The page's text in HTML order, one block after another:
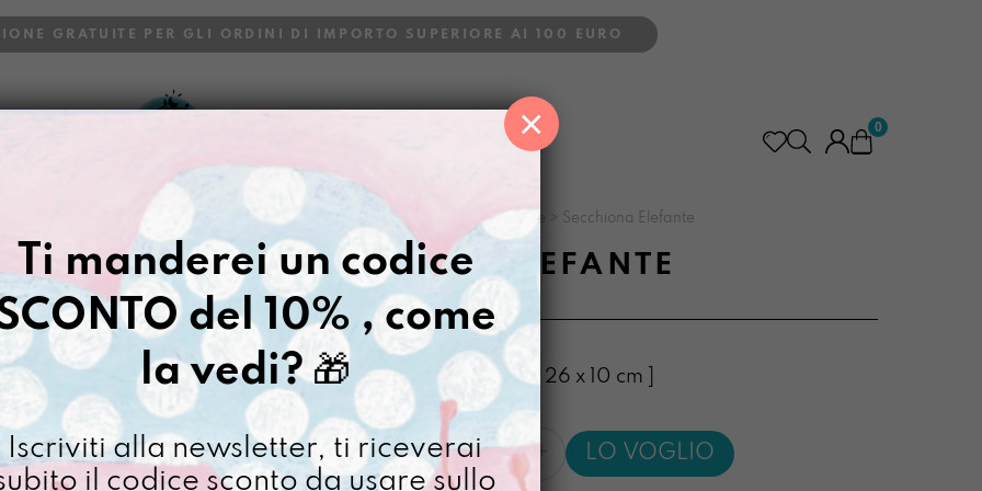
GRATUITE PER GLI ORDINI DI IMPORTO SUPERIORE AI 100 EURO
0
Gazpacho Tracolla regolabile Secchiona Elefante
SECCHIONA ELEFANTE
€128,00
[ Borse Borsa zaino 2in1: 30 x 26 x 10 cm ]
Secchiona
Elefante
LO VOGLIO
Ti manderei un codice
del 10% , come
la vedi?🎁
Iscriviti alla newsletter, ti riceverai
il codice sconto da usare sullo
×